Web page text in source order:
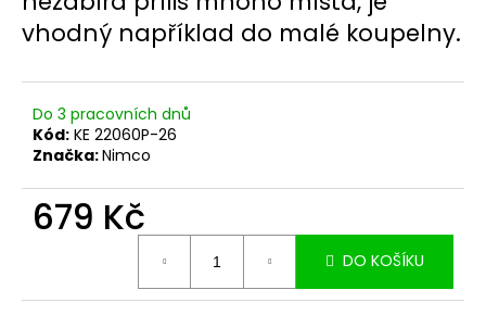
vhodný například do malé koupelny.
Do 3 pracovních dnů
Kód: KE 22060P-26
Značka:Nimco
679 Kč
DO KOŠÍKU
o
p
r
u
č
u
j
m